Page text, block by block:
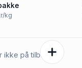
kg
ikke på tilbud